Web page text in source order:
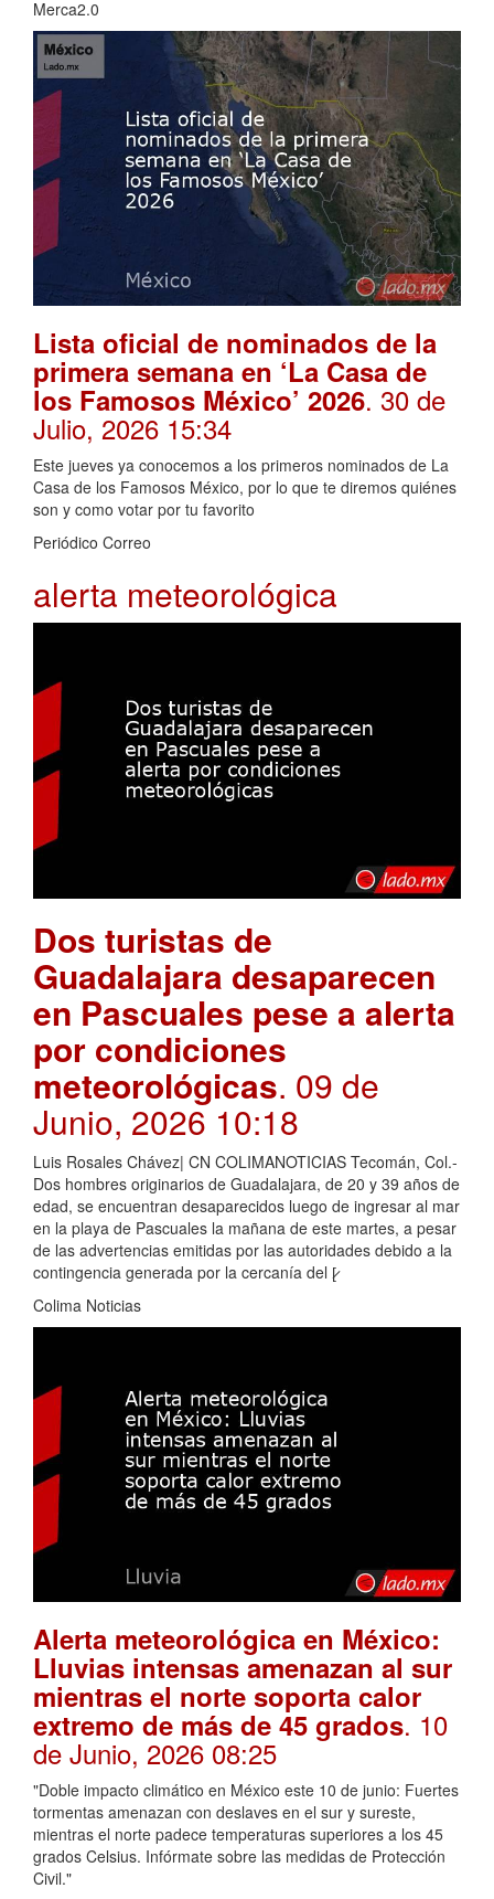
Merca2.0
Lista oficial de nominados de la
primera semana en ‘La Casa de
los Famosos México’ 2026. 30 de
Julio, 2026 15:34
Este jueves ya conocemos a los primeros nominados de La
Casa de los Famosos México, por lo que te diremos quiénes
son y como votar por tu favorito
Periódico Correo
alerta meteorológica
Dos turistas de
Guadalajara desaparecen
en Pascuales pese a alerta
por condiciones
meteorológicas. 09 de
Junio, 2026 10:18
Luis Rosales Chávez| CN COLIMANOTICIAS Tecomán, Col.-
Dos hombres originarios de Guadalajara, de 20 y 39 años de
edad, se encuentran desaparecidos luego de ingresar al mar
en la playa de Pascuales la mañana de este martes, a pesar
de las advertencias emitidas por las autoridades debido a la
contingencia generada por la cercanía del [̷
Colima Noticias
Alerta meteorológica en México:
Lluvias intensas amenazan al sur
mientras el norte soporta calor
extremo de más de 45 grados. 10
de Junio, 2026 08:25
"Doble impacto climático en México este 10 de junio: Fuertes
tormentas amenazan con deslaves en el sur y sureste,
mientras el norte padece temperaturas superiores a los 45
grados Celsius. Infórmate sobre las medidas de Protección
Civil."